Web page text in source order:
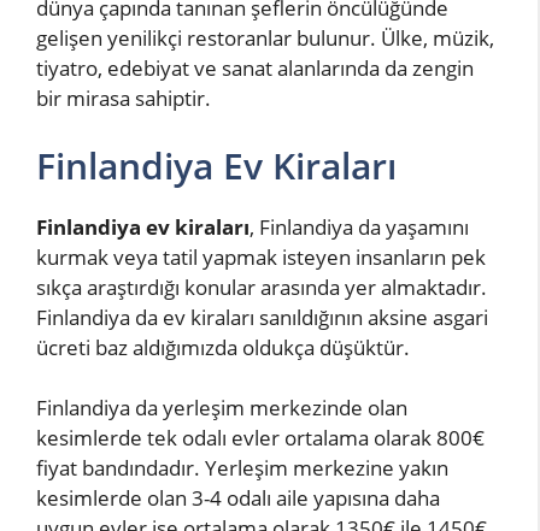
dünya çapında tanınan şeflerin öncülüğünde
gelişen yenilikçi restoranlar bulunur. Ülke, müzik,
tiyatro, edebiyat ve sanat alanlarında da zengin
bir mirasa sahiptir.
Finlandiya Ev Kiraları
Finlandiya ev kiraları, Finlandiya da yaşamını
kurmak veya tatil yapmak isteyen insanların pek
sıkça araştırdığı konular arasında yer almaktadır.
Finlandiya da ev kiraları sanıldığının aksine asgari
ücreti baz aldığımızda oldukça düşüktür.
Finlandiya da yerleşim merkezinde olan
kesimlerde tek odalı evler ortalama olarak 800€
fiyat bandındadır. Yerleşim merkezine yakın
kesimlerde olan 3-4 odalı aile yapısına daha